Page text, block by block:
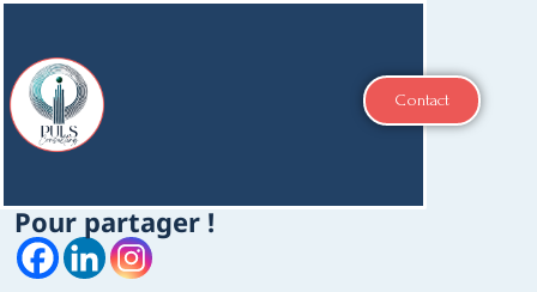
Aller
contenu
Menu
Contact
Pour partager !